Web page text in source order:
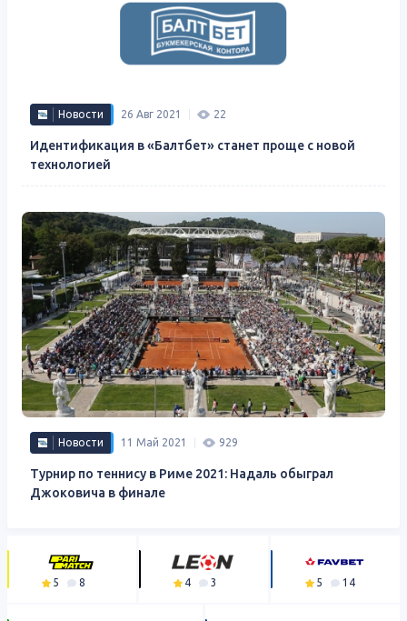
Новости 26 Авг 2021 22
Идентификация в «Балтбет» станет проще с новой
технологией
Новости 11 Май 2021 929
Турнир по теннису в Риме 2021: Надаль обыграл
Джоковича в финале
5 8 4 3 5 14